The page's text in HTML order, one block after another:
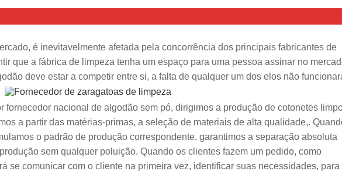
é inevitavelmente afetada pela concorrência dos principais fabricantes de
que a fábrica de limpeza tenha um espaço para uma pessoa assinar no
deve estar a competir entre si, a falta de qualquer um dos elos não
fornecedor nacional de algodão sem pó, dirigimos a produção de cotonetes
a partir das matérias-primas, a seleção de materiais de alta qualidade,.
o padrão de produção correspondente, garantimos a separação absoluta
sem qualquer poluição. Quando os clientes fazem um pedido, como
se comunicar com o cliente na primeira vez, identificar suas necessidades, para